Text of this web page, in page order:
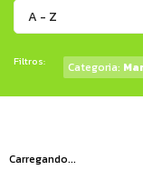
A - Z
Filtros: Categoria:
Carregando...